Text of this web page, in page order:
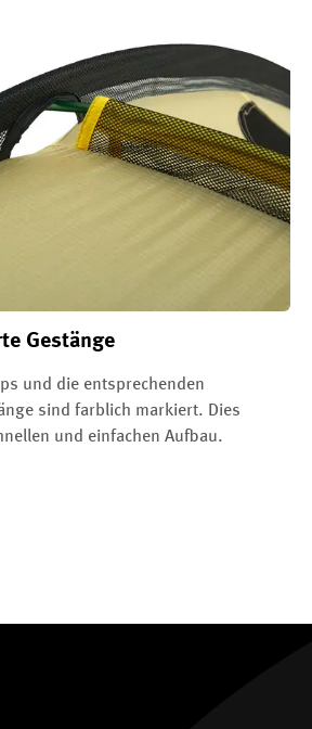
Gestänge
und die entsprechenden
sind farblich markiert. Dies
und einfachen Aufbau.